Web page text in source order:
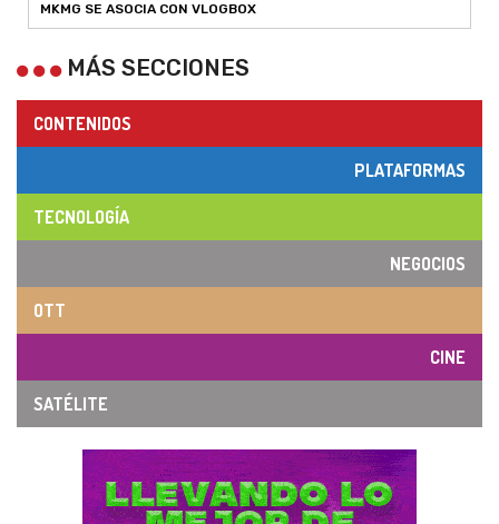
MKMG SE ASOCIA CON VLOGBOX
MÁS SECCIONES
CONTENIDOS
PLATAFORMAS
TECNOLOGÍA
NEGOCIOS
OTT
CINE
SATÉLITE